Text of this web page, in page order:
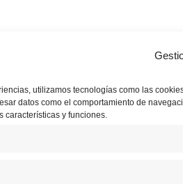
utilizamos tecnologías como las
datos como el comportamiento de
características y funciones.